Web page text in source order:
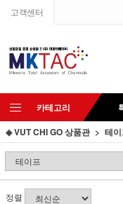
고객센터
카테고리
◈ VUT CHI GO 상품관
테
정렬